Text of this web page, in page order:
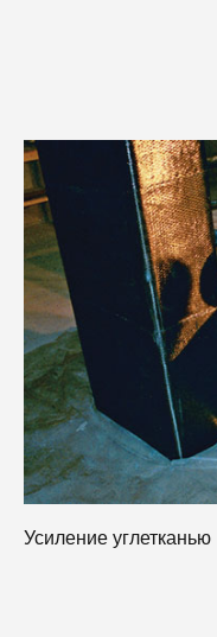
Усиление углетканью